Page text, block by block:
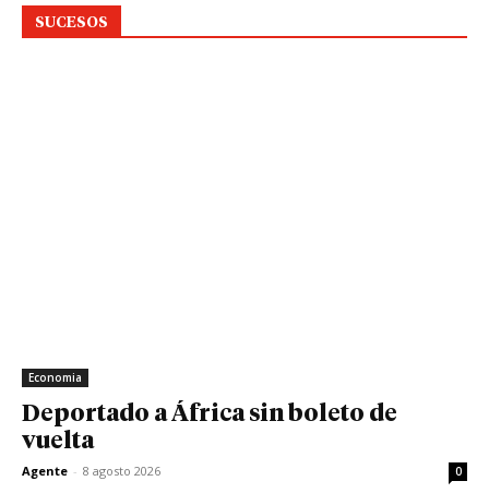
SUCESOS
Economia
Deportado a África sin boleto de
vuelta
Agente - 8 agosto 2026 0